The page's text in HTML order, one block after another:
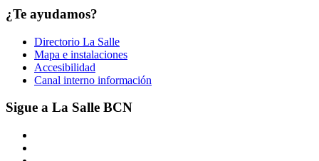
¿Te ayudamos?
Directorio La Salle
Mapa e instalaciones
Accesibilidad
Canal interno información
Sigue a La Salle BCN